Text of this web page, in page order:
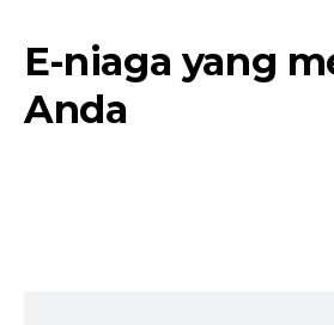
E-niaga yang
Anda